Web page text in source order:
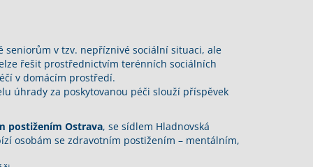
seniorům v tzv. nepříznivé sociální situaci, ale
řešit prostřednictvím terénních sociálních
v domácím prostředí.
úhrady za poskytovanou péči slouží příspěvek
postižením Ostrava, se sídlem Hladnovská
osobám se zdravotním postižením – mentálním,